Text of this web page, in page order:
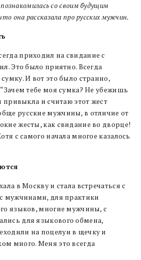
со своим будущим
она рассказала про русских мужчин.
приходил на свидание с
Это было приятно. Всегда
И вот это было странно,
тебе моя сумка? Не убежишь
привыкла и считаю этот жест
русские мужчины, в отличие от
жесты, как свидание во дворце!
с самого начала многое казалось
в Москву и стала встречаться с
мужчинами, для практики
языков, многие мужчины, с
для языкового обмена,
на поцелуи в щечку и
много. Меня это всегда